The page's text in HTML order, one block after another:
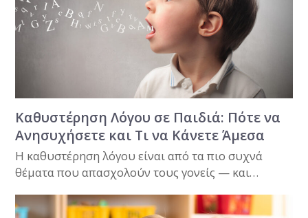
Καθυστέρηση Λόγου σε Παιδιά: Πότε να
Ανησυχήσετε και Τι να Κάνετε Άμεσα
Η καθυστέρηση λόγου είναι από τα πιο συχνά
θέματα που απασχολούν τους γονείς — και…